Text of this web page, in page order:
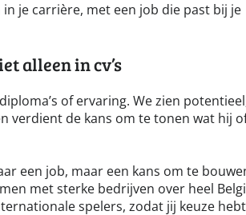
in je carrière, met een job die past bij je
alleen in cv’s
of ervaring. We zien
verdient de kans om te tonen wat hij
een job, maar een kans om te
met sterke bedrijven over heel
spelers, zodat jij keuze